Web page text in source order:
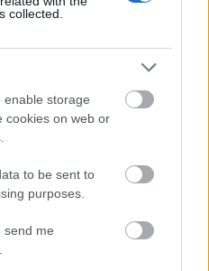
collected.
enable storage
cookies on web or
to be sent to
purposes.
send me
A vonatot egy BLS Re
látható a képen), a
szolgál (kép
Aachen Egyetem a
kocsijából
és automatikus
prototípusát. Ez egy
lett volna az
Az átalakítási
vezetőfülkéit
a hosszgerendák
helyezték át. A